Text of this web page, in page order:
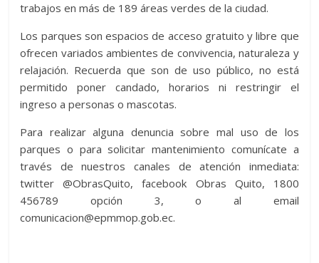
trabajos en más de 189 áreas verdes de la ciudad.
Los parques son espacios de acceso gratuito y libre que
ofrecen variados ambientes de convivencia, naturaleza y
relajación. Recuerda que son de uso público, no está
permitido poner candado, horarios ni restringir el
ingreso a personas o mascotas.
Para realizar alguna denuncia sobre mal uso de los
parques o para solicitar mantenimiento comunícate a
través de nuestros canales de atención inmediata:
twitter @ObrasQuito, facebook Obras Quito, 1800
456789 opción 3, o al email
comunicacion@epmmop.gob.ec.